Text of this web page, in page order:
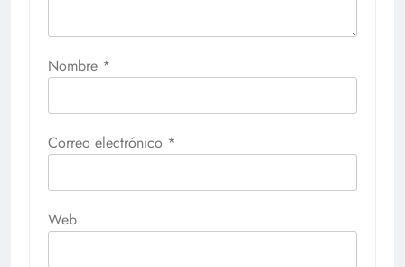
Nombre *
Correo electrónico *
Web